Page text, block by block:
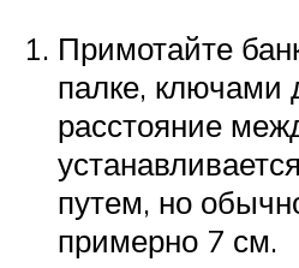
Примотайте
палке, ключами
расстояние
путем, но
примерно 7 см.